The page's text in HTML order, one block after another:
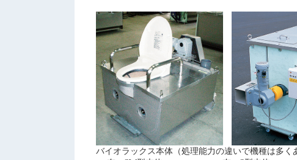
バイオラックス本体（処理能力の違いで機種は多く